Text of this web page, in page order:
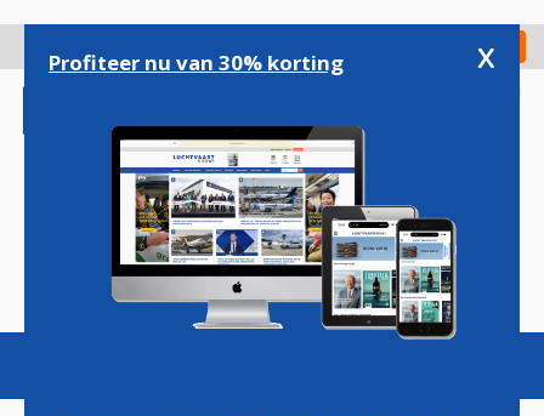
gaan
Check in
Magazine Podcasts Vacatures
Profiteer nu van 30% korting x